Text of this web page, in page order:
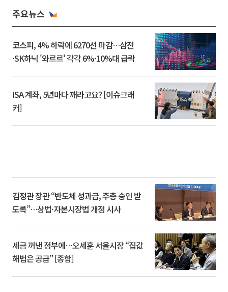
주요뉴스
코스피, 4% 하락에 6270선 마감…삼전
·SK하닉 '와르르' 각각 6%·10%대 급락
ISA 계좌, 5년마다 깨라고요? [이슈크래
커]
김정관 장관 “반도체 성과급, 주총 승인 받
도록”…상법·자본시장법 개정 시사
세금 꺼낸 정부에…오세훈 서울시장 “집값
해법은 공급” [종합]